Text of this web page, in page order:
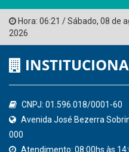
Tribunal de Contas do
Ministério Público do
Controladoria-Geral da
Confederação Nacional de
QEdu